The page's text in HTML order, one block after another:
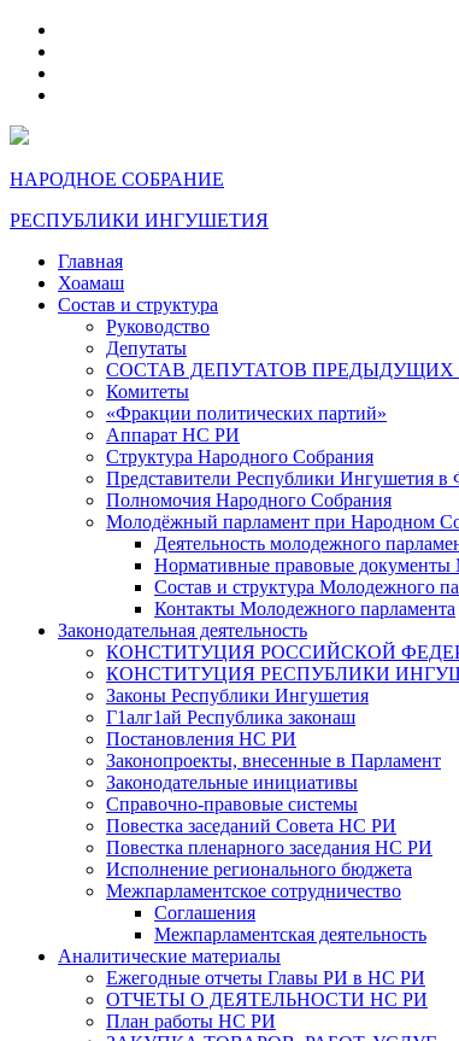
НАРОДНОЕ СОБРАНИЕ
РЕСПУБЛИКИ ИНГУШЕТИЯ
Главная
Хоамаш
Состав и структура
Руководство
Депутаты
СОСТАВ ДЕПУТАТОВ ПРЕДЫДУЩИХ
Комитеты
«Фракции политических партий»
Аппарат НС РИ
Структура Народного Собрания
Представители Республики Ингушетия
Полномочия Народного Собрания
Молодёжный парламент при Народном
Деятельность молодежного
Нормативные правовые
Состав и структура Молодежного
Контакты Молодежного парламента
Законодательная деятельность
КОНСТИТУЦИЯ РОССИЙСКОЙ
КОНСТИТУЦИЯ РЕСПУБЛИКИ
Законы Республики Ингушетия
Г1алг1ай Республика законаш
Постановления НС РИ
Законопроекты, внесенные в Парламент
Законодательные инициативы
Справочно-правовые системы
Повестка заседаний Совета НС РИ
Повестка пленарного заседания НС РИ
Исполнение регионального бюджета
Межпарламентское сотрудничество
Соглашения
Межпарламентская деятельность
Аналитические материалы
Ежегодные отчеты Главы РИ в НС РИ
ОТЧЕТЫ О ДЕЯТЕЛЬНОСТИ НС РИ
План работы НС РИ